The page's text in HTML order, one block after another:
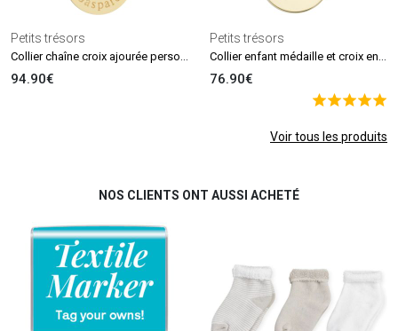
Petits trésors
94.90€
Petits trésors
76.90€
Voir tous les produits
NOS CLIENTS ONT AUSSI ACHETÉ